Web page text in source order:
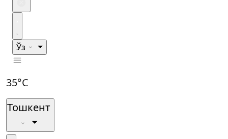
Ўз
35°C
Тошкент